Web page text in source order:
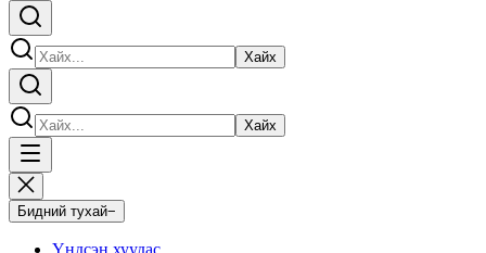
Хайх
Хайх
Бидний тухай−
Үндсэн хуудас